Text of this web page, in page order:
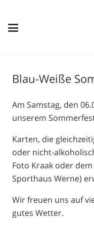
Blau-Weiße
Am Samstag, den
unserem
Karten, die
oder nicht-
Foto Kraak oder
Sporthaus Werne)
Wir freuen uns auf
gutes Wetter.